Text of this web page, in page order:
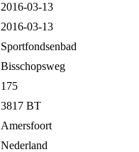
2016-03-13
2016-03-13
Sportfondsenbad
Bisschopsweg
175
3817 BT
Amersfoort
Nederland